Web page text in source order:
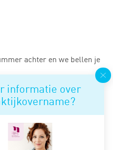
informatie over
achter en we bellen je